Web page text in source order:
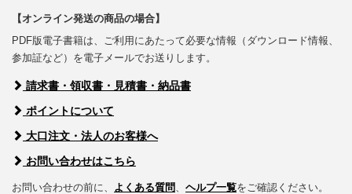
【オンライン発送の商品の場合】
PDF版電子書籍は、ご利用にあたって必要な情報（ダウンロード情報、
参加証など）を電子メールでお送りします。
請求書・領収書・見積書・納品書
ポイントについて
大口注文・法人のお客様へ
お問い合わせはこちら
お問い合わせの前に、 よくある質問 ヘルプ一覧をご確認ください。